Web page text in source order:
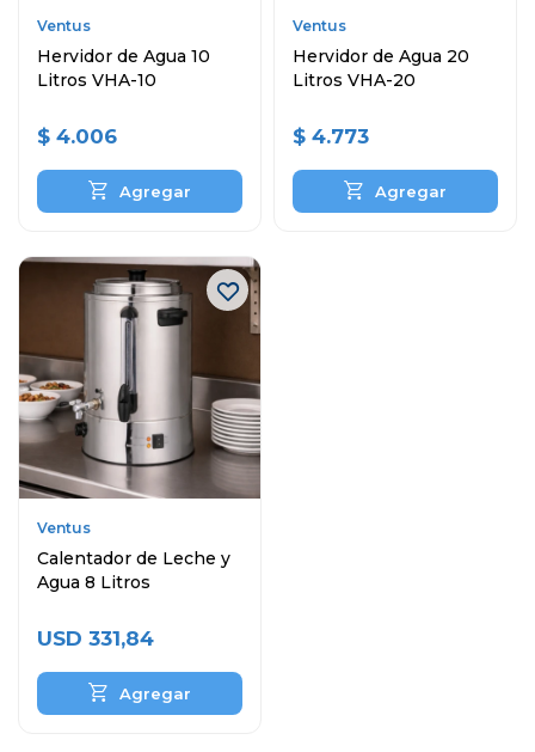
Ventus
Hervidor de Agua 10
Litros VHA-10
$ 4.006
Ventus
Hervidor de Agua 20
Litros VHA-20
$ 4.773
Ventus
Calentador de Leche y
Agua 8 Litros
USD 331,84